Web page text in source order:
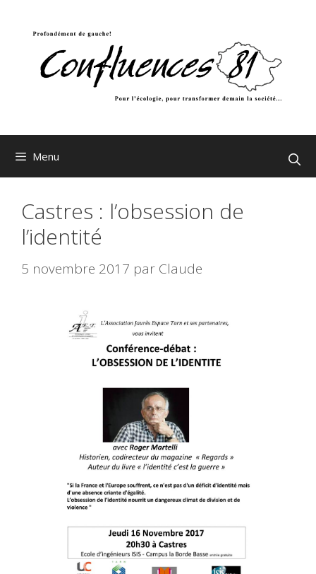
Menu
Castres : l’obsession de
l’identité
5 novembre 2017 par Claude